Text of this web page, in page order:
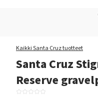
Kaikki Santa Cruz tuotteet
Santa Cruz
Reserve